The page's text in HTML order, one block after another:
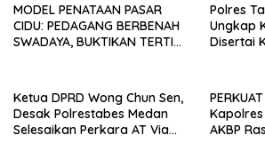
MODEL PENATAAN PASAR
CIDU: PEDAGANG BERBENAH
SWADAYA, BUKTIKAN TERTIB
Polres
Ungkap
Disertai
Ketua DPRD Wong Chun Sen,
Desak Polrestabes Medan
Selesaikan Perkara AT Via
AKBP